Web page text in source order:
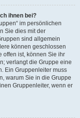
ihnen bei?
im persönlichen
Sie dies mit der
sind allgemein
können geschlossen
offen ist, können Sie ihr
verlangt die Gruppe eine
Ein Gruppenleiter muss
warum Sie in die Gruppe
Gruppenleiter, wenn er